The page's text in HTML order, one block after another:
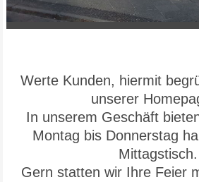
Werte Kunden, hiermit
unserer
In unserem Geschäft
Montag bis Donnerstag
Mittagstisch.
Gern statten wir Ihre Feier